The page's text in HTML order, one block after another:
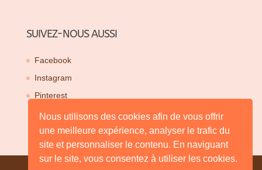
Nous utilisons des cookies afin de vous offrir
une meilleure expérience, analyser le trafic du
site et personnaliser le contenu. En naviguant
sur le site, vous consentez à utiliser les cookies.
SUIVEZ-NOUS AUSSI
Facebook
Instagram
Pinterest